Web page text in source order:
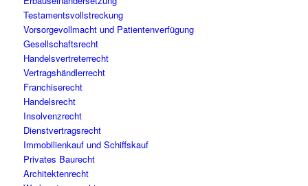
Testamentsvollstreckung
Vorsorgevollmacht und Patientenverfügung
Gesellschaftsrecht
Handelsvertreterrecht
Vertragshändlerrecht
Franchiserecht
Handelsrecht
Insolvenzrecht
Dienstvertragsrecht
Immobilienkauf und Schiffskauf
Privates Baurecht
Architektenrecht